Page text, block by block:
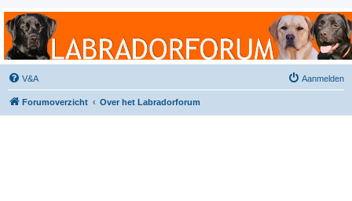
Labradorforum
Het gezelligste Labradorforum van Nederland en België!
V&A Aanmelden
Forumoverzicht Over het Labradorforum